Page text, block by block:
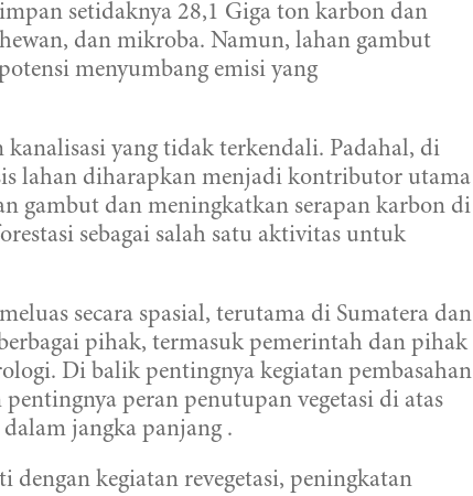
setidaknya 28,1 Giga ton karbon dan
dan mikroba. Namun, lahan gambut
menyumbang emisi yang
yang tidak terkendali. Padahal, di
lahan diharapkan menjadi kontributor utama
gambut dan meningkatkan serapan karbon di
sebagai salah satu aktivitas untuk
secara spasial, terutama di Sumatera dan
pihak, termasuk pemerintah dan pihak
Di balik pentingnya kegiatan pembasahan
peran penutupan vegetasi di atas
jangka panjang .
kegiatan revegetasi, peningkatan